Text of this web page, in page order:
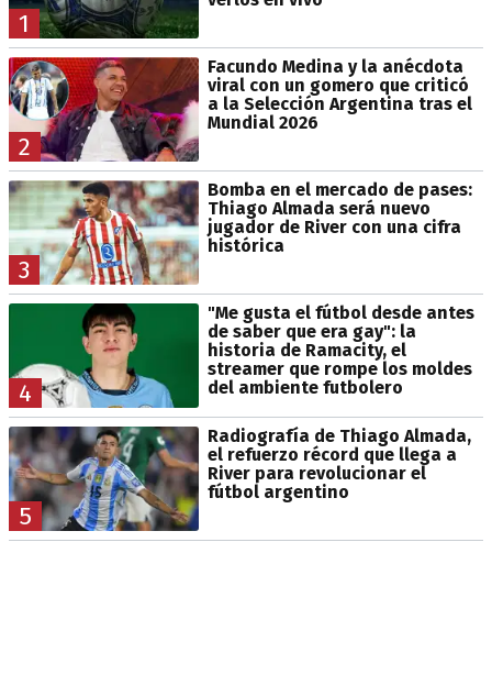
1
2
Facundo Medina y la anécdota
viral con un gomero que criticó
a la Selección Argentina tras el
Mundial 2026
3
Bomba en el mercado de pases:
Thiago Almada será nuevo
jugador de River con una cifra
histórica
4
"Me gusta el fútbol desde antes
de saber que era gay": la
historia de Ramacity, el
streamer que rompe los moldes
del ambiente futbolero
5
Radiografía de Thiago Almada,
el refuerzo récord que llega a
River para revolucionar el
fútbol argentino